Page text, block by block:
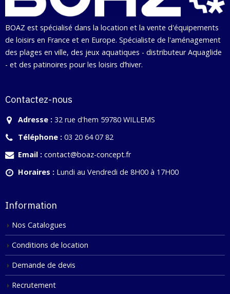
BOAZ est spécialisé dans la location et la vente d'équipements
de loisirs en France et en Europe. Spécialiste de l'aménagement
des plages en ville, des jeux aquatiques - distributeur Aquaglide
- et des patinoires pour les loisirs d’hiver.
Contactez-nous
Adresse : 32 rue d'hem 59780 WILLEMS
Téléphone : 03 20 64 07 82
Email : contact@boaz-concept.fr
Horaires : Lundi au Vendredi de 8H00 à 17H00
Information
Nos Catalogues
Conditions de location
Demande de devis
Recrutement